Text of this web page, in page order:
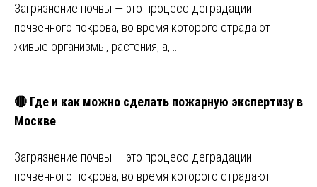
Загрязнение почвы ― это процесс деградации
почвенного покрова, во время которого страдают
живые организмы, растения, а, …
🔴 Где и как можно сделать пожарную экспертизу в
Москве
Загрязнение почвы ― это процесс деградации
почвенного покрова, во время которого страдают